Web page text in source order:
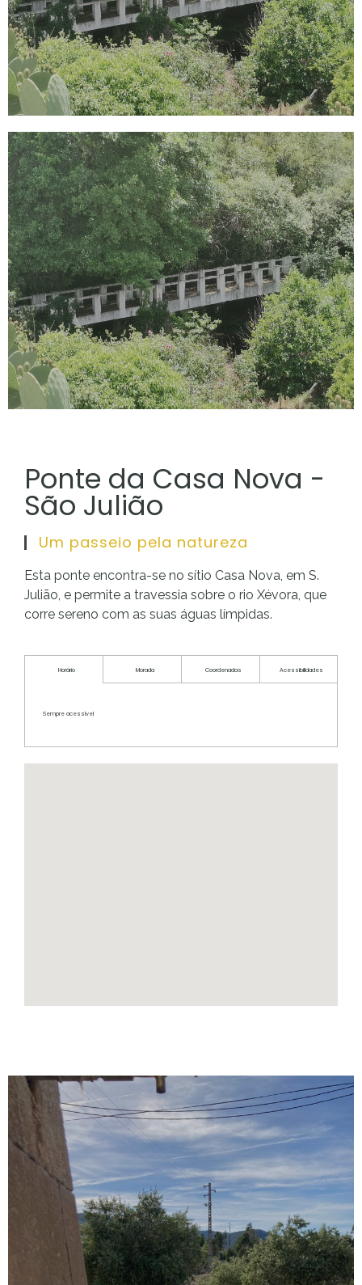
Ponte da Casa Nova -
São Julião
Um passeio pela natureza
Esta ponte encontra-se no sítio Casa Nova, em S.
Julião, e permite a travessia sobre o rio Xévora, que
corre sereno com as suas águas límpidas.
Horário Morada Coordenadas Acessibilidades
Sempre acessível